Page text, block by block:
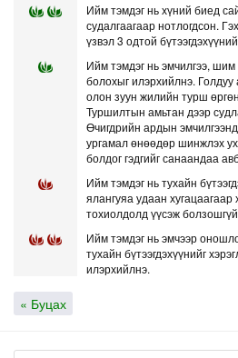
Ийм тэмдэг нь хүний биед
судалгаагаар нотлогдсон.
үзвэл 3 одтой
Ийм тэмдэг нь эмчилгээ, шим
болохыг илэрхийлнэ.
олон зуун жилийн турш
Туршилтын амьтан дээр
Өчигдрийн ардын
ургамал өнөөдөр шинжлэх
болдог гэдгийг санаандаа
Ийм тэмдэг нь тухайн
ялангуяа удаан хугацаагаар
тохиолдолд үүсэж
Ийм тэмдэг нь эмчээр
тухайн бүтээгдэхүүнийг
илэрхийлнэ.
« Буцах